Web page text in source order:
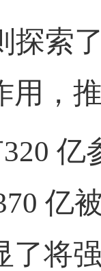
探索
用，
320 亿
亿
了将